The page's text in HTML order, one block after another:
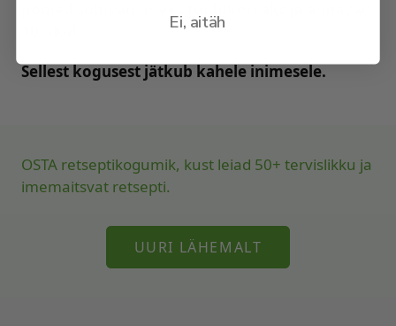
Sellest kogusest jätkub kahele inimesele.
OSTA retseptikogumik, kust leiad 50+ tervislikku ja
imemaitsvat retsepti.
UURI LÄHEMALT
Ei, aitäh